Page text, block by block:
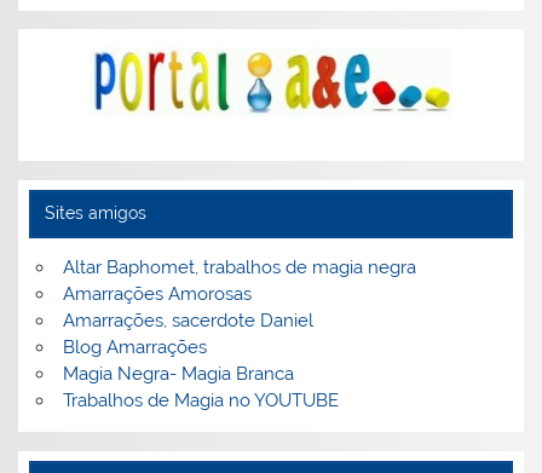
Sites amigos
Altar Baphomet, trabalhos de magia negra
Amarrações Amorosas
Amarrações, sacerdote Daniel
Blog Amarrações
Magia Negra- Magia Branca
Trabalhos de Magia no YOUTUBE